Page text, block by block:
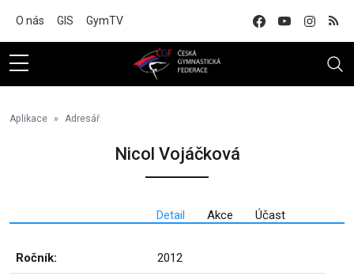
O nás GIS GymTV
Aplikace Adresář
Nicol Vojáčková
Detail Akce Účast
Ročník: 2012